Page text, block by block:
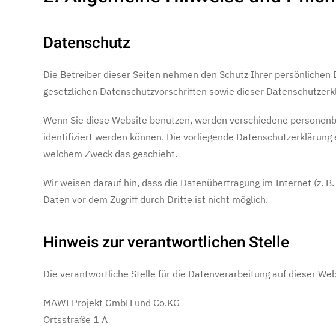
Datenschutz
Die Betreiber dieser Seiten nehmen den Schutz Ihrer
gesetzlichen Datenschutzvorschriften sowie dieser
Wenn Sie diese Website benutzen, werden verschiedene
identifiziert werden können. Die vorliegende
welchem Zweck das geschieht.
Wir weisen darauf hin, dass die Datenübertragung im Internet (z.
Daten vor dem Zugriff durch Dritte ist nicht möglich.
Hinweis zur verantwortlichen Stelle
Die verantwortliche Stelle für die Datenverarbeitung auf dieser
MAWI Projekt GmbH und Co.KG
Ortsstraße 1 A